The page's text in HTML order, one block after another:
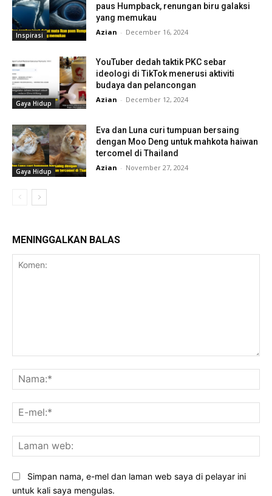
Inspirasi
paus Humpback, renungan biru galaksi
yang memukau
Azian - December 16, 2024
Gaya Hidup
YouTuber dedah taktik PKC sebar
ideologi di TikTok menerusi aktiviti
budaya dan pelancongan
Azian - December 12, 2024
Gaya Hidup
Eva dan Luna curi tumpuan bersaing
dengan Moo Deng untuk mahkota haiwan
tercomel di Thailand
Azian - November 27, 2024
MENINGGALKAN BALAS
Simpan nama, e-mel dan laman web saya di pelayar ini
untuk kali saya mengulas.